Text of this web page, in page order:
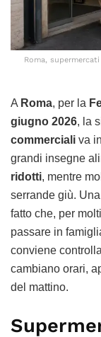
Roma,
A Roma, per la
giugno 2026, la
commerciali va
grandi insegne
ridotti, mentre
serrande giù.
fatto che, per
passare in
conviene
cambiano orari,
del mattino.